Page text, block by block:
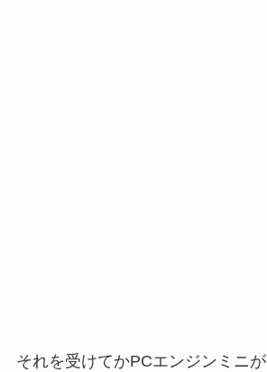
それを受けてかPCエンジンミニが